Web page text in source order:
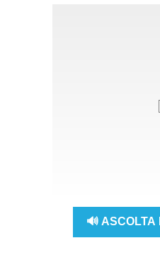
🔊 ASCOLTA